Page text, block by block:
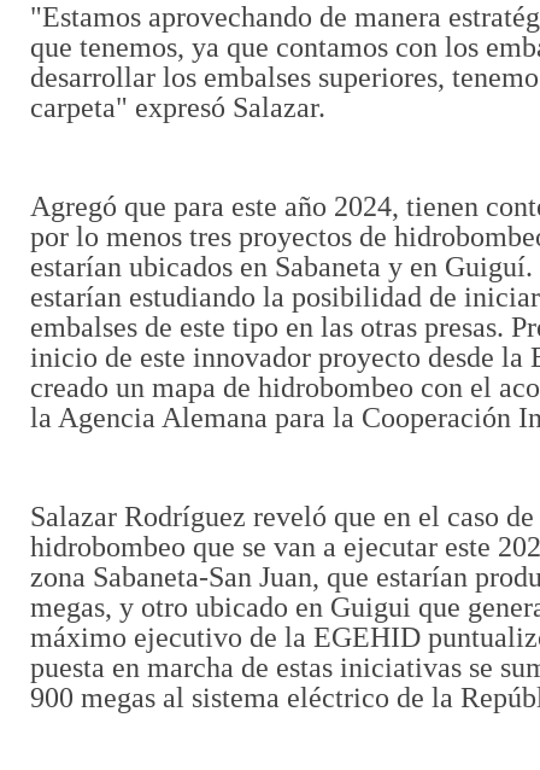
"Estamos aprovechando de manera
que tenemos, ya que contamos con los
desarrollar los embalses superiores,
carpeta" expresó Salazar.
Agregó que para este año 2024, tienen
por lo menos tres proyectos de
estarían ubicados en Sabaneta y en
estarían estudiando la posibilidad de
embalses de este tipo en las otras presas.
inicio de este innovador proyecto desde la
creado un mapa de hidrobombeo con el
la Agencia Alemana para la Cooperación
Salazar Rodríguez reveló que en el caso
hidrobombeo que se van a ejecutar este
zona Sabaneta-San Juan, que estarían
megas, y otro ubicado en Guigui que
máximo ejecutivo de la EGEHID
puesta en marcha de estas iniciativas se
900 megas al sistema eléctrico de la